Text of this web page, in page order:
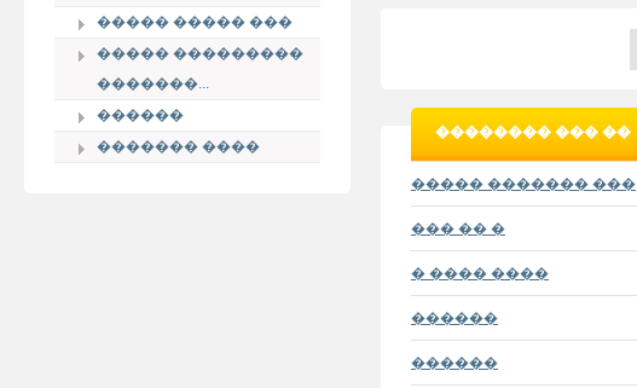
����� ����� ���
����� ���������
�������...
������
������� ����
�������� ��� ��
����� ������� ���
��� �� �
� ���� ����
������
������